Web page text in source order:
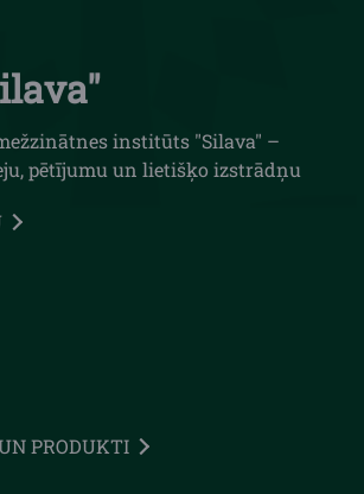
institūts "Silava" –
pētījumu un lietišķo izstrādņu
PRODUKTI